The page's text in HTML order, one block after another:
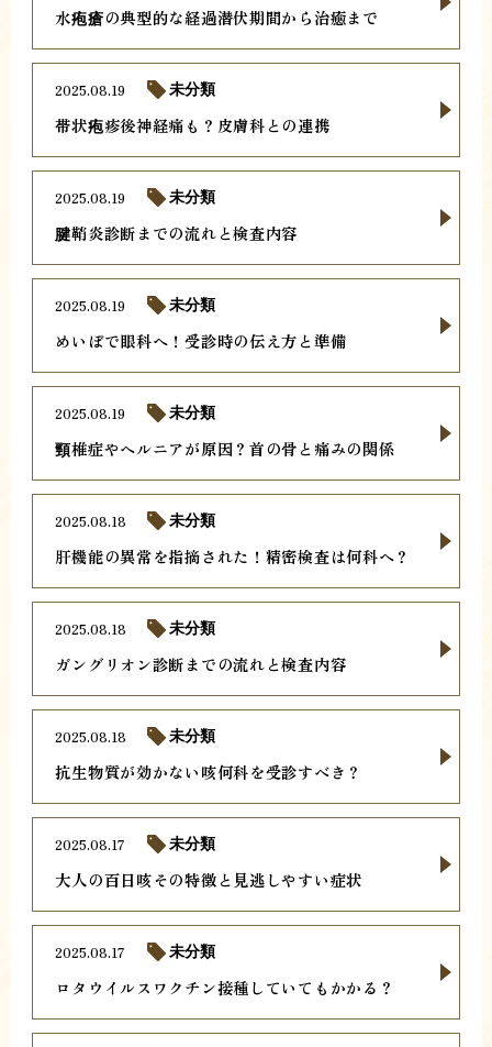
水疱瘡の典型的な経過潜伏期間から治癒まで
帯状疱疹後神経痛も？皮膚科との連携
2025.08.19 未分類
腱鞘炎診断までの流れと検査内容
2025.08.19 未分類
めいぼで眼科へ！受診時の伝え方と準備
2025.08.19 未分類
頸椎症やヘルニアが原因？首の骨と痛みの関係
2025.08.19 未分類
肝機能の異常を指摘された！精密検査は何科へ？
2025.08.18 未分類
ガングリオン診断までの流れと検査内容
2025.08.18 未分類
抗生物質が効かない咳何科を受診すべき？
2025.08.18 未分類
大人の百日咳その特徴と見逃しやすい症状
2025.08.17 未分類
ロタウイルスワクチン接種していてもかかる？
2025.08.17 未分類